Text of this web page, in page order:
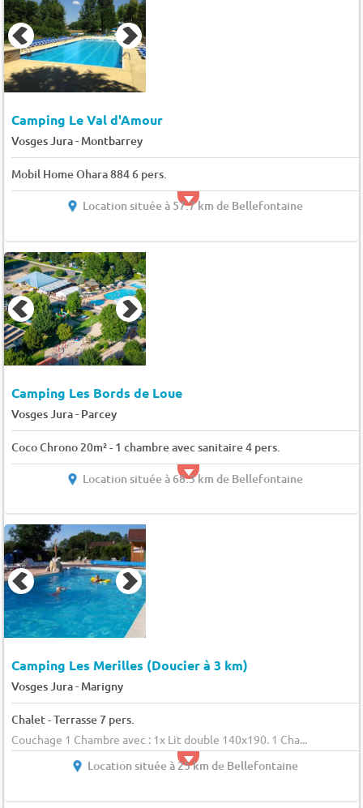
Camping Le Val d'Amour
Vosges Jura- Montbarrey
Mobil Home Ohara 884 6 pers.
Location située à 57.7 km de Bellefontaine
Camping Les Bords de Loue
Vosges Jura- Parcey
Coco Chrono 20m² - 1 chambre avec sanitaire 4 pers.
Location située à 68.3 km de Bellefontaine
Camping Les Merilles (Doucier à 3 km)
Vosges Jura- Marigny
Chalet - Terrasse 7 pers.
Couchage 1 Chambre avec : 1x Lit double 140x190. 1 Cha...
Location située à 25 km de Bellefontaine